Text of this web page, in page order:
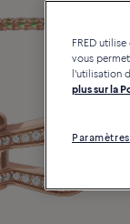
FRED
vous
l'utilisation
plus sur la